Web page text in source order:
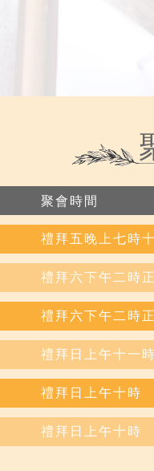
聚會時間
禮拜五晚上七時
禮拜六下午二時正
禮拜六下午二時正
禮拜日上午十一時
禮拜日上午十時
禮拜日上午十時